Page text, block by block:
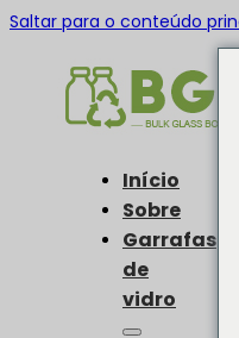
Saltar para o conteúdo
Início
Sobre
Garrafas
de
vidro